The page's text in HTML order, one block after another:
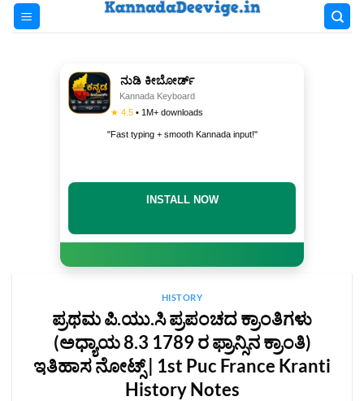
Skip
ನುಡಿ ಕೀಬೋರ್ಡ್
Kannada Keyboard
★ 4.5 • 1M+ downloads
"Fast typing + smooth Kannada input!"
INSTALL NOW
HISTORY
‌ಪ್ರಥಮ ಪಿ.ಯು.ಸಿ ಪ್ರಪಂಚದ ಕ್ರಾಂತಿಗಳು
(ಅಧ್ಯಾಯ 8.3 1789 ರ ಫ್ರಾನ್ಸಿನ ಕ್ರಾಂತಿ‌)
ಇತಿಹಾಸ ನೋಟ್ಸ್ | 1st Puc France Kranti
History Notes